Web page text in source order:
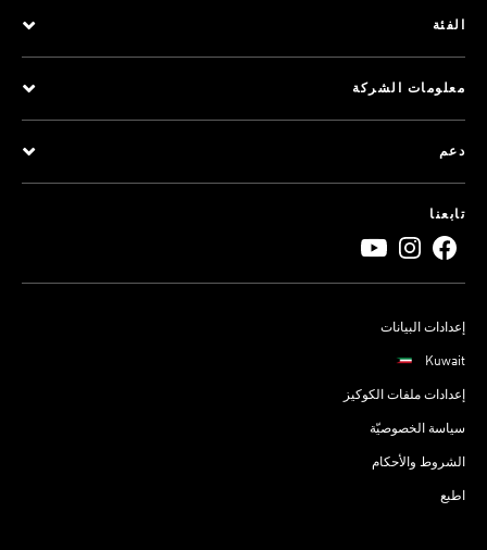
الفئة
معلومات الشركة
دعم
تابعنا
إعدادات البيانات
Kuwait
إعدادات ملفات الكوكيز
سياسة الخصوصيّة
الشروط والأحكام
اطبع